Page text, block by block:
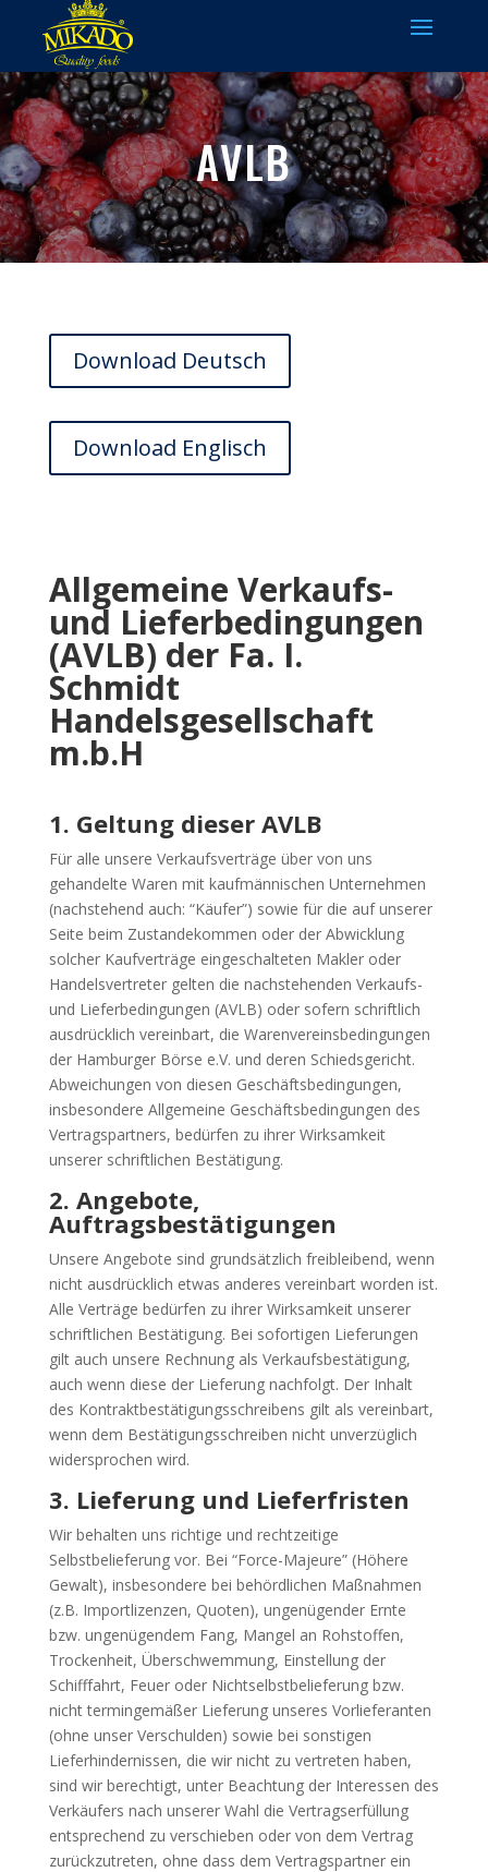
AVLB
Download Deutsch
Download Englisch
Allgemeine Verkaufs-
und Lieferbedingungen
(AVLB) der Fa. I.
Schmidt
Handelsgesellschaft
m.b.H
1. Geltung dieser AVLB
Für alle unsere Verkaufsverträge über von uns
gehandelte Waren mit kaufmännischen Unternehmen
(nachstehend auch: “Käufer”) sowie für die auf unserer
Seite beim Zustandekommen oder der Abwicklung
solcher Kaufverträge eingeschalteten Makler oder
Handelsvertreter gelten die nachstehenden Verkaufs-
und Lieferbedingungen (AVLB) oder sofern schriftlich
ausdrücklich vereinbart, die Warenvereinsbedingungen
der Hamburger Börse e.V. und deren Schiedsgericht.
Abweichungen von diesen Geschäftsbedingungen,
insbesondere Allgemeine Geschäftsbedingungen des
Vertragspartners, bedürfen zu ihrer Wirksamkeit
unserer schriftlichen Bestätigung.
2. Angebote,
Auftragsbestätigungen
Unsere Angebote sind grundsätzlich freibleibend, wenn
nicht ausdrücklich etwas anderes vereinbart worden ist.
Alle Verträge bedürfen zu ihrer Wirksamkeit unserer
schriftlichen Bestätigung. Bei sofortigen Lieferungen
gilt auch unsere Rechnung als Verkaufsbestätigung,
auch wenn diese der Lieferung nachfolgt. Der Inhalt
des Kontraktbestätigungsschreibens gilt als vereinbart,
wenn dem Bestätigungsschreiben nicht unverzüglich
widersprochen wird.
3. Lieferung und Lieferfristen
Wir behalten uns richtige und rechtzeitige
Selbstbelieferung vor. Bei “Force-Majeure” (Höhere
Gewalt), insbesondere bei behördlichen Maßnahmen
(z.B. Importlizenzen, Quoten), ungenügender Ernte
bzw. ungenügendem Fang, Mangel an Rohstoffen,
Trockenheit, Überschwemmung, Einstellung der
Schifffahrt, Feuer oder Nichtselbstbelieferung bzw.
nicht termingemäßer Lieferung unseres Vorlieferanten
(ohne unser Verschulden) sowie bei sonstigen
Lieferhindernissen, die wir nicht zu vertreten haben,
sind wir berechtigt, unter Beachtung der Interessen des
Verkäufers nach unserer Wahl die Vertragserfüllung
entsprechend zu verschieben oder von dem Vertrag
zurückzutreten, ohne dass dem Vertragspartner ein